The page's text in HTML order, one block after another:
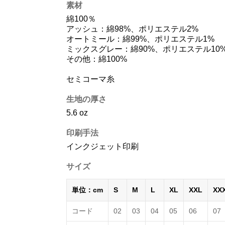
素材
綿100％
アッシュ：綿98%、ポリエステル2%
オートミール：綿99%、ポリエステル1%
ミックスグレー：綿90%、ポリエステル
その他：綿100%
セミコーマ糸
生地の厚さ
5.6 oz
印刷手法
インクジェット印刷
サイズ
単位：cm S M L XL XXL
コード 02 03 04 05 06 07